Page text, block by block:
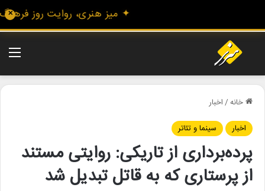
خانه/اخبار
اخبار
سینما و تئاتر
پرده‌برداری از تاریکی: روایتی مستند
از پرستاری که به قاتل تبدیل شد
✕
✦ میز هنری، روایت روز فرهنگ